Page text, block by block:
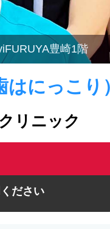
豊崎1階
はにっこり
リニック
ださい